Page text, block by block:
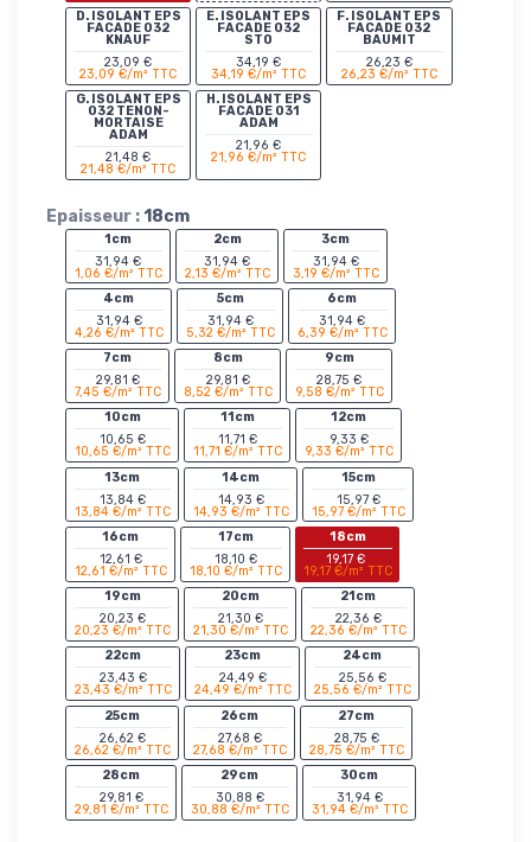
D. ISOLANT EPS
FACADE 032
KNAUF
23,09 €
23,09 €/m² TTC
E. ISOLANT EPS
FACADE 032
STO
34,19 €
34,19 €/m² TTC
F. ISOLANT EPS
FACADE 032
BAUMIT
26,23 €
26,23 €/m² TTC
G. ISOLANT EPS
032 TENON-
MORTAISE
ADAM
21,48 €
21,48 €/m² TTC
H. ISOLANT EPS
FACADE 031
ADAM
21,96 €
21,96 €/m² TTC
Epaisseur :18cm
1cm
31,94 €
1,06 €/m² TTC
2cm
31,94 €
2,13 €/m² TTC
3cm
31,94 €
3,19 €/m² TTC
4cm
31,94 €
4,26 €/m² TTC
5cm
31,94 €
5,32 €/m² TTC
6cm
31,94 €
6,39 €/m² TTC
7cm
29,81 €
7,45 €/m² TTC
8cm
29,81 €
8,52 €/m² TTC
9cm
28,75 €
9,58 €/m² TTC
10cm
10,65 €
10,65 €/m² TTC
11cm
11,71 €
11,71 €/m² TTC
12cm
9,33 €
9,33 €/m² TTC
13cm
13,84 €
13,84 €/m² TTC
14cm
14,93 €
14,93 €/m² TTC
15cm
15,97 €
15,97 €/m² TTC
16cm
12,61 €
12,61 €/m² TTC
17cm
18,10 €
18,10 €/m² TTC
18cm
19,17 €
19,17 €/m² TTC
19cm
20,23 €
20,23 €/m² TTC
20cm
21,30 €
21,30 €/m² TTC
21cm
22,36 €
22,36 €/m² TTC
22cm
23,43 €
23,43 €/m² TTC
23cm
24,49 €
24,49 €/m² TTC
24cm
25,56 €
25,56 €/m² TTC
25cm
26,62 €
26,62 €/m² TTC
26cm
27,68 €
27,68 €/m² TTC
27cm
28,75 €
28,75 €/m² TTC
28cm
29,81 €
29,81 €/m² TTC
29cm
30,88 €
30,88 €/m² TTC
30cm
31,94 €
31,94 €/m² TTC